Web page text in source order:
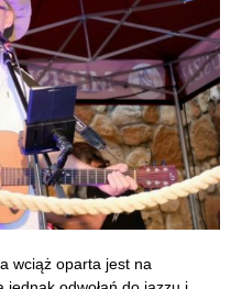
wciąż oparta jest na